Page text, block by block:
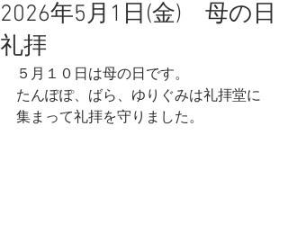
2026年5月1日(金) 母の日
礼拝
５月１０日は母の日です。
たんぽぽ、ばら、ゆりぐみは礼拝堂に
集まって礼拝を守りました。